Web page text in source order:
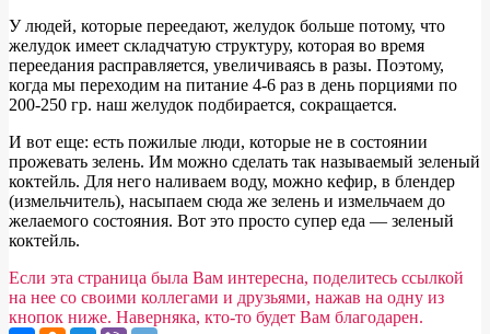
У людей, которые переедают, желудок больше потому, что
желудок имеет складчатую структуру, которая во время
переедания расправляется, увеличиваясь в разы. Поэтому,
когда мы переходим на питание 4-6 раз в день порциями по
200-250 гр. наш желудок подбирается, сокращается.
И вот еще: есть пожилые люди, которые не в состоянии
прожевать зелень. Им можно сделать так называемый зеленый
коктейль. Для него наливаем воду, можно кефир, в блендер
(измельчитель), насыпаем сюда же зелень и измельчаем до
желаемого состояния. Вот это просто супер еда — зеленый
коктейль.
Если эта страница была Вам интересна, поделитесь ссылкой
на нее со своими коллегами и друзьями, нажав на одну из
кнопок ниже. Наверняка, кто-то будет Вам благодарен.